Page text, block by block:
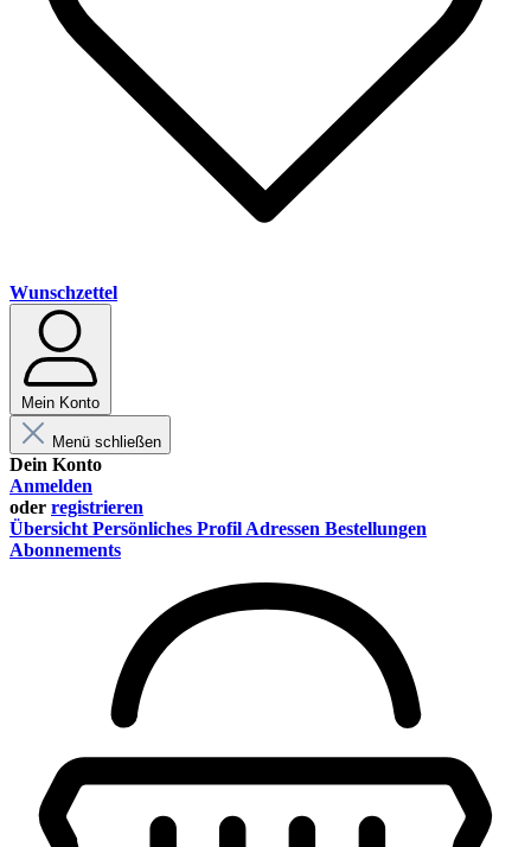
Wunschzettel
Mein Konto
Menü schließen
Dein Konto
Anmelden
oder registrieren
Übersicht Persönliches Profil Adressen Bestellungen
Abonnements